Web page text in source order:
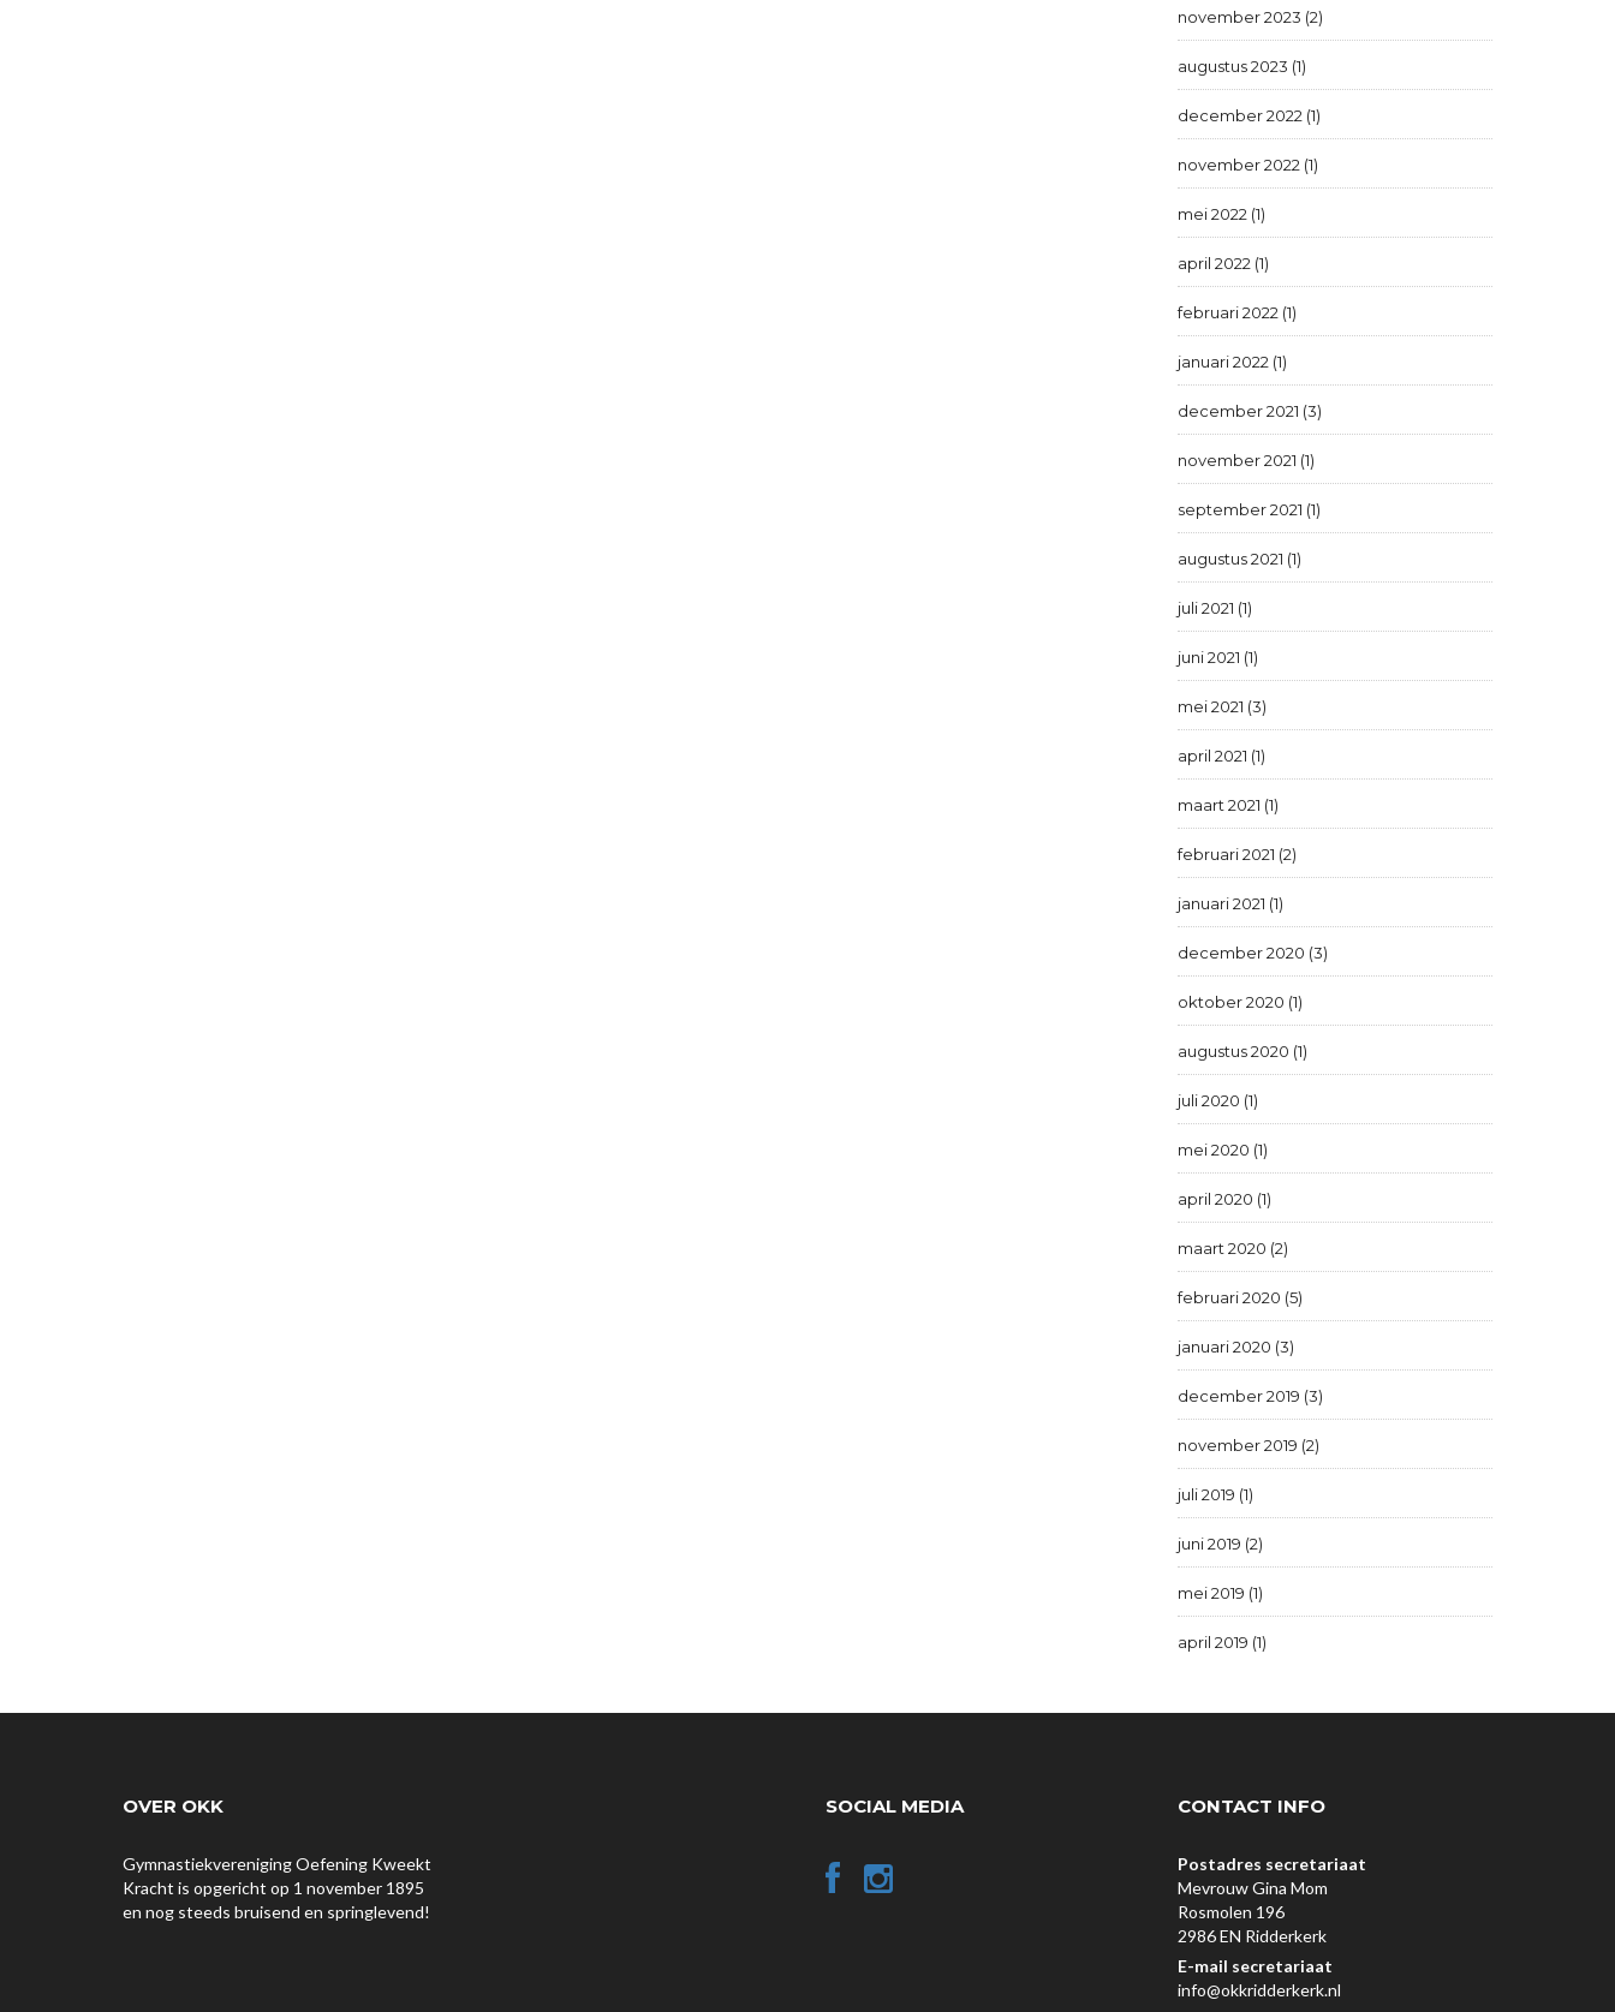
november 2023 (2)
augustus 2023 (1)
december 2022 (1)
november 2022 (1)
mei 2022 (1)
april 2022 (1)
februari 2022 (1)
januari 2022 (1)
december 2021 (3)
november 2021 (1)
september 2021 (1)
augustus 2021 (1)
juli 2021 (1)
juni 2021 (1)
mei 2021 (3)
april 2021 (1)
maart 2021 (1)
februari 2021 (2)
januari 2021 (1)
december 2020 (3)
oktober 2020 (1)
augustus 2020 (1)
juli 2020 (1)
mei 2020 (1)
april 2020 (1)
maart 2020 (2)
februari 2020 (5)
januari 2020 (3)
december 2019 (3)
november 2019 (2)
juli 2019 (1)
juni 2019 (2)
mei 2019 (1)
april 2019 (1)
OVER OKK
Gymnastiekvereniging Oefening Kweekt
Kracht is opgericht op 1 november 1895
en nog steeds bruisend en springlevend!
SOCIAL MEDIA CONTACT INFO
Postadres secretariaat
Mevrouw Gina Mom
Rosmolen 196
2986 EN Ridderkerk
E-mail secretariaat
info@okkridderkerk.nl